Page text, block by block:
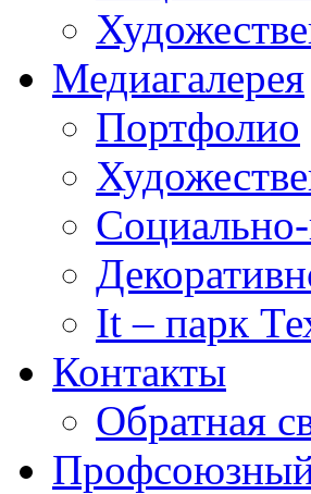
Медиагалерея
Портфолио
It – парк
Контакты
Обратная